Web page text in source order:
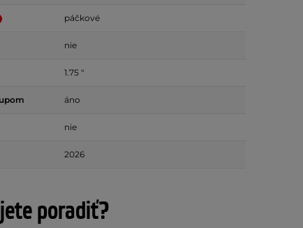
páčkové
nie
1.75 "
áno
nie
2026
poradiť?